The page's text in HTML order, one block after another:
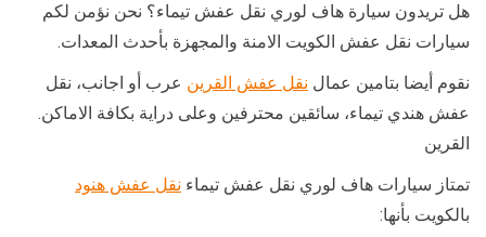
هل تريدون سيارة هاف لوري نقل عفش تيماء؟ نحن نؤمن لكم
سيارات نقل عفش الكويت الامنة والمجهزة بأحدث المعدات.
نقوم أيضا بتامين عمال نقل عفش القرين عرب أو اجانب، نقل
عفش هندي تيماء، سائقين محترفين وعلى دراية بكافة الاماكن.
القرين
تمتاز سيارات هاف لوري نقل عفش تيماء نقل عفش هنود
بالكويت بأنها: